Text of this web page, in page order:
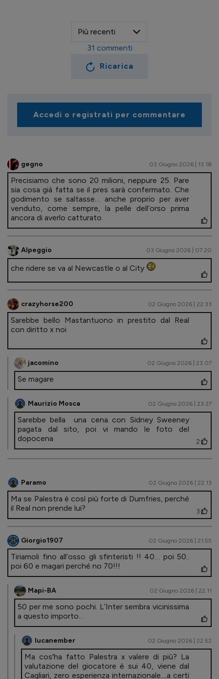
Ricarica
31 commenti
Accedi o registrati per commentare
gegno 03 Giugno 2026 | 13.18
Precisiamo che sono 20 milioni, neppure 25. Pare
sia cosa già fatta se il pres sarà confermato. Che
godimento se saltasse… anche proprio per aver
venduto, come sempre, la pelle dell’orso prima
ancora di averlo catturato.
Alpeggio 03 Giugno 2026 | 07.20
che ridere se va al Newcastle o al City
crazyhorse200 02 Giugno 2026 | 22.33
Sarebbe bello Mastantuono in prestito dal Real
con diritto x noi
jacomino 02 Giugno 2026 | 23.07
Se magare
Maurizio Mosca 02 Giugno 2026 | 23.27
Sarebbe bella una cena con Sidney Sweeney
pagata dal sito, poi vi mando le foto del
dopocena
2
Paramo 02 Giugno 2026 | 22.13
Ma se Palestra è così più forte di Dumfries, perché
il Real non prende lui?
3
Giorgio1907 02 Giugno 2026 | 21.55
Tiriamoli fino all’osso gli sfinteristi !! 40… poi 50..
poi 60 e magari perché no 70!!!
Mapi-BA 02 Giugno 2026 | 22.11
50 per me sono pochi. L’Inter sembra vicinissima
a questo importo…
lucanember 02 Giugno 2026 | 22.52
Ma cos'ha fatto Palestra x valere di più? La
valutazione del giocatore è sui 40, viene dal
Cagliari, zero esperienza internazionale....a certi